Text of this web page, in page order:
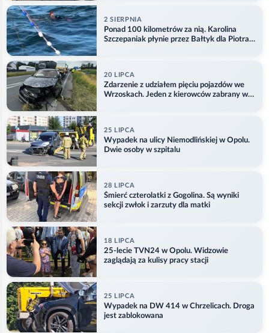
2 SIERPNIA
Ponad 100 kilometrów za nią. Karolina
Szczepaniak płynie przez Bałtyk dla Piotra.
20 LIPCA
Zdarzenie z udziałem pięciu pojazdów we
Wrzoskach. Jeden z kierowców zabrany w
25 LIPCA
Wypadek na ulicy Niemodlińskiej w Opolu.
Dwie osoby w szpitalu
28 LIPCA
Śmierć czterolatki z Gogolina. Są wyniki
sekcji zwłok i zarzuty dla matki
18 LIPCA
25-lecie TVN24 w Opolu. Widzowie
zaglądają za kulisy pracy stacji
25 LIPCA
Wypadek na DW 414 w Chrzelicach. Droga
jest zablokowana